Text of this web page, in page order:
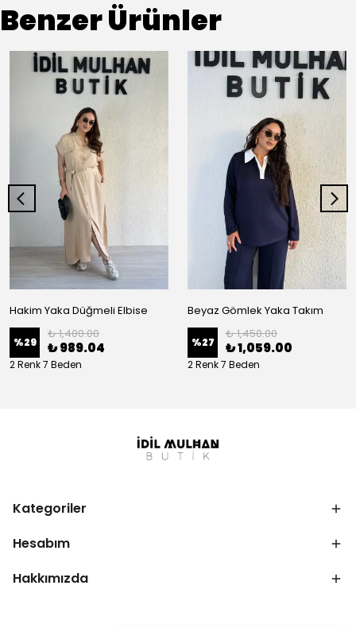
Benzer Ürünler
Hakim Yaka Düğmeli Elbise
%29
₺ 1,400.00
₺ 989.04
2 Renk 7 Beden
Beyaz Gömlek Yaka Takım
%27
₺ 1,450.00
₺ 1,059.00
2 Renk 7 Beden
Kategoriler
Hesabım
Hakkımızda